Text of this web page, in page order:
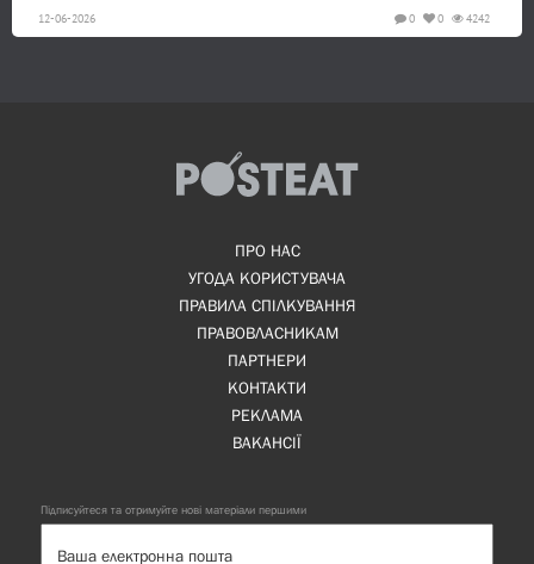
12-06-2026 4242
0
0
ПРО НАС
УГОДА КОРИСТУВАЧА
ПРАВИЛА СПІЛКУВАННЯ
ПРАВОВЛАСНИКАМ
ПАРТНЕРИ
КОНТАКТИ
РЕКЛАМА
ВАКАНСІЇ
Підписуйтеся та отримуйте нові матеріали першими